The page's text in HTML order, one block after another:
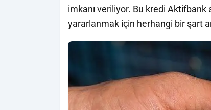
imkanı veriliyor. Bu kredi Aktifbank
yararlanmak için herhangi bir şart